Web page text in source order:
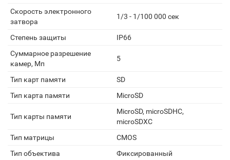
Скорость электронного
затвора
1/3 - 1/100 000 сек
Степень защиты
IP66
Суммарное разрешение
камер, Мп
5
Тип карт памяти
SD
Тип карта памяти
MicroSD
Тип карты памяти
MicroSD, microSDHC,
microSDXC
Тип матрицы
CMOS
Тип объектива
Фиксированный